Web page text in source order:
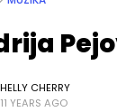
HELLY CHERRY
11 YEARS AGO